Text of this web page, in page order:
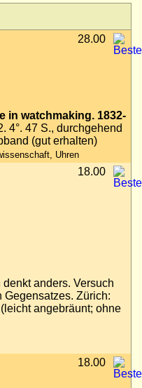
in watchmaking. 1832-
4°. 47 S., durchgehend
(gut erhalten)
Uhren
28.00
denkt anders. Versuch
Zürich:
angebräunt; ohne
18.00
18.00